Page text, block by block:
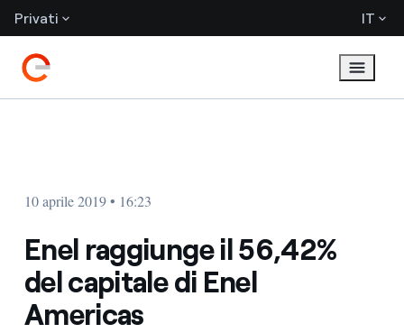
Privati IT
10 aprile 2019 • 16:23
Enel raggiunge il 56,42%
del capitale di Enel
Americas